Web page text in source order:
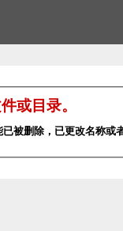
或目录。
被删除，已更改名称或